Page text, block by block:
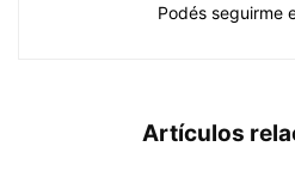
Podés seguirme
Artículos